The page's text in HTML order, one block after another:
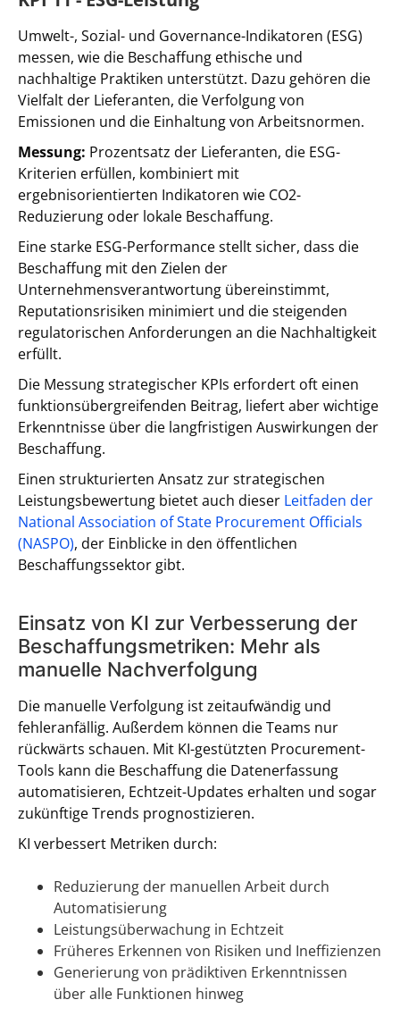
Umwelt-, Sozial- und Governance-Indikatoren (ESG)
messen, wie die Beschaffung ethische und
nachhaltige Praktiken unterstützt. Dazu gehören die
Vielfalt der Lieferanten, die Verfolgung von
Emissionen und die Einhaltung von Arbeitsnormen.
Messung: Prozentsatz der Lieferanten, die ESG-
Kriterien erfüllen, kombiniert mit
ergebnisorientierten Indikatoren wie CO2-
Reduzierung oder lokale Beschaffung.
Eine starke ESG-Performance stellt sicher, dass die
Beschaffung mit den Zielen der
Unternehmensverantwortung übereinstimmt,
Reputationsrisiken minimiert und die steigenden
regulatorischen Anforderungen an die Nachhaltigkeit
erfüllt.
Die Messung strategischer KPIs erfordert oft einen
funktionsübergreifenden Beitrag, liefert aber wichtige
Erkenntnisse über die langfristigen Auswirkungen der
Beschaffung.
Einen strukturierten Ansatz zur strategischen
Leistungsbewertung bietet auch dieser Leitfaden der
National Association of State Procurement Officials
(NASPO), der Einblicke in den öffentlichen
Beschaffungssektor gibt.
Einsatz von KI zur Verbesserung der
Beschaffungsmetriken: Mehr als
manuelle Nachverfolgung
Die manuelle Verfolgung ist zeitaufwändig und
fehleranfällig. Außerdem können die Teams nur
rückwärts schauen. Mit KI-gestützten Procurement-
Tools kann die Beschaffung die Datenerfassung
automatisieren, Echtzeit-Updates erhalten und sogar
zukünftige Trends prognostizieren.
KI verbessert Metriken durch:
Reduzierung der manuellen Arbeit durch
Automatisierung
Leistungsüberwachung in Echtzeit
Früheres Erkennen von Risiken und Ineffizienzen
Generierung von prädiktiven Erkenntnissen
über alle Funktionen hinweg